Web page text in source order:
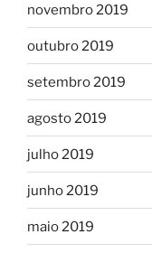
novembro 2019
outubro 2019
setembro 2019
agosto 2019
julho 2019
junho 2019
maio 2019